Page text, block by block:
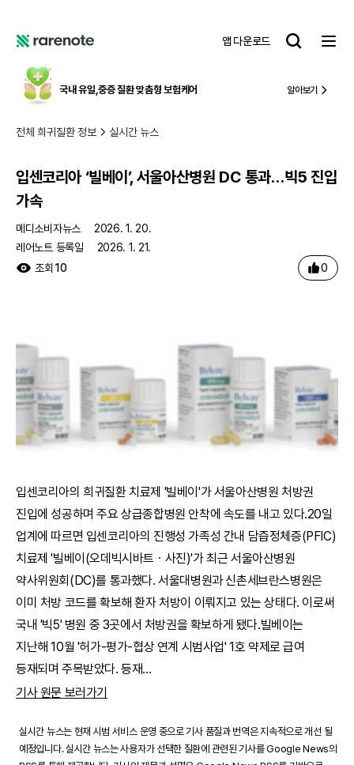
어
노
트
앱 다운로드
레
노
트
국내 유일,중증 질환 맞춤형 보험케어 알아보기
전체 희귀질환 정보 실시간 뉴스
입센코리아 ‘빌베이’, 서울아산병원 DC 통과…빅5 진입
가속
메디소비자뉴스
2026. 1. 20.
레어노트 등록일
2026. 1. 21.
조회 10 0
입센코리아의 희귀질환 치료제 '빌베이'가 서울아산병원 처방권
진입에 성공하며 주요 상급종합병원 안착에 속도를 내고 있다.20일
업계에 따르면 입센코리아의 진행성 가족성 간내 담즙정체증(PFIC)
치료제 '빌베이(오데빅시바트ㆍ사진)'가 최근 서울아산병원
약사위원회(DC)를 통과했다. 서울대병원과 신촌세브란스병원은
이미 처방 코드를 확보해 환자 처방이 이뤄지고 있는 상태다. 이로써
국내 '빅5' 병원 중 3곳에서 처방권을 확보하게 됐다.빌베이는
지난해 10월 '허가-평가-협상 연계 시범사업' 1호 약제로 급여
등재되며 주목받았다. 등재...
기사 원문 보러가기
실시간 뉴스는 현재 시범 서비스 운영 중으로 기사 품질과 번역은 지속적으로 개선 될
예정입니다. 실시간 뉴스는 사용자가 선택한 질환에 관련된 기사를 Google News의